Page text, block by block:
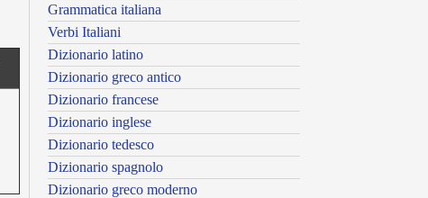
Grammatica italiana
Verbi Italiani
Dizionario latino
Dizionario greco antico
Dizionario francese
Dizionario inglese
Dizionario tedesco
Dizionario spagnolo
Dizionario greco moderno